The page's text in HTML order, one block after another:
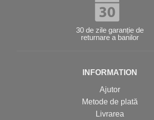
30 de zile garanție de
returnare a banilor
INFORMATION
Ajutor
Metode de plată
Livrarea